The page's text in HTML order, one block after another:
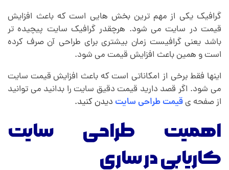
گرافیک یکی از مهم ترین بخش هایی است که باعث افزایش
قیمت در سایت می شود. هرچقدر گرافیک سایت پیچیده تر
باشد یعنی گرافیست زمان بیشتری برای طراحی آن صرف کرده
است و همین باعث افزایش قیمت می شود.
اینها فقط برخی از امکاناتی است که باعث افزایش قیمت سایت
می شود. اگر قصد دارید قیمت دقیق سایت را بدانید می توانید
از صفحه یقیمت طراحی سایت دیدن کنید.
اهمیت طراحی سایت
کاریابی در ساری